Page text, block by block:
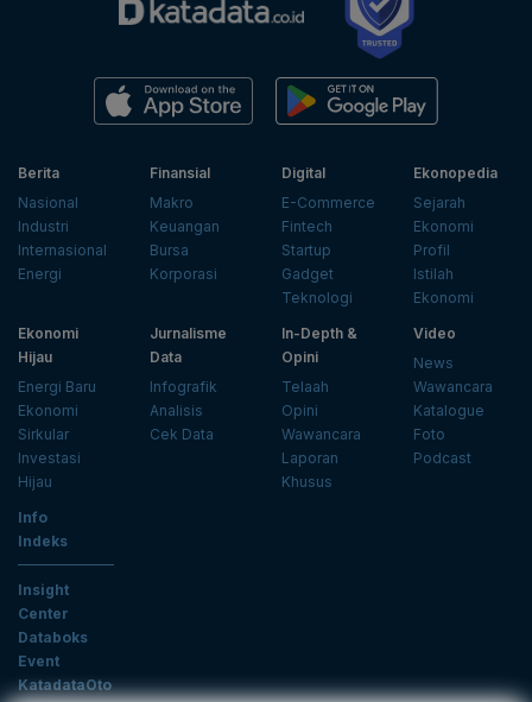
Berita
Nasional
Industri
Internasional
Energi
Finansial
Makro
Keuangan
Bursa
Korporasi
Digital
E-Commerce
Fintech
Startup
Gadget
Teknologi
Ekonopedia
Sejarah
Ekonomi
Profil
Istilah
Ekonomi
Ekonomi
Hijau
Energi Baru
Ekonomi
Sirkular
Investasi
Hijau
Jurnalisme
Data
Infografik
Analisis
Cek Data
In-Depth &
Opini
Telaah
Opini
Wawancara
Laporan
Khusus
Video
News
Wawancara
Katalogue
Foto
Podcast
Info
Indeks
Insight
Center
Databoks
Event
KatadataOto